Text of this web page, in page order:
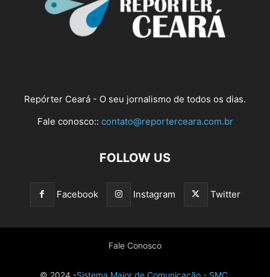
Repórter Ceará - O seu jornalismo de todos os dias.
Fale conosco:: contato@reporterceara.com.br
FOLLOW US
Facebook Instagram Twitter
Fale Conosco